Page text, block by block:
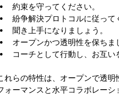
約束を守ってください。
紛争解決プロトコルに従って
聞き上手になりましょう。
オープンかつ透明性を保ちま
コーチとして行動し、お互い
れらの特性は、オープンで透
ォーマンスと水平コラボレーシ